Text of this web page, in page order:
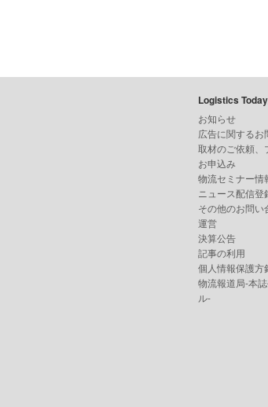
Logistics
お知らせ
広告に関するお
取材のご依頼、
お申込み
物流セミナー情
ニュース配信登
その他のお問い
運営
決算公告
記事の利用
個人情報保護方
物流報道局-本
ル-